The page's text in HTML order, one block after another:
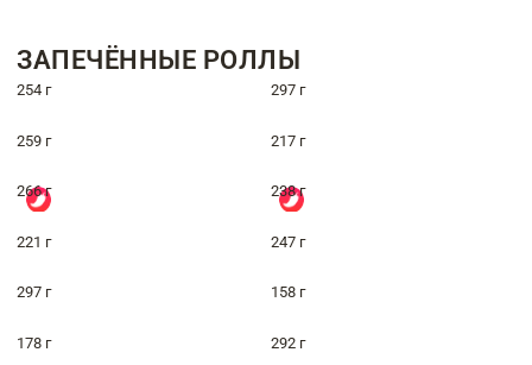
ЗАПЕЧЁННЫЕ РОЛЛЫ
254 г 297 г
259 г 217 г
266 г 238 г
221 г 247 г
297 г 158 г
178 г 292 г